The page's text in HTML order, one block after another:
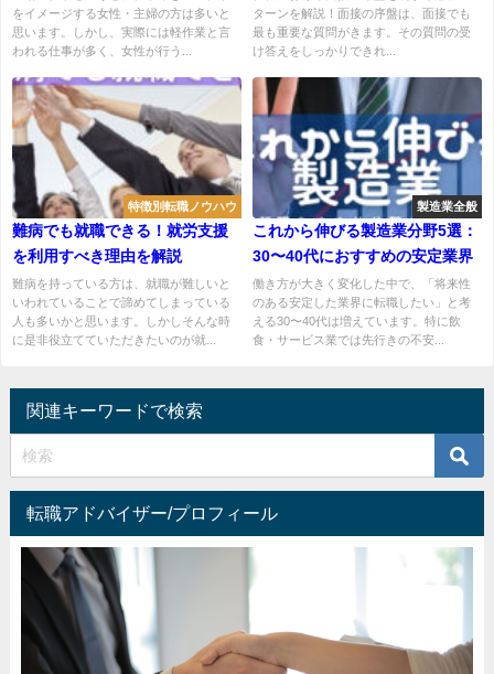
をイメージする女性・主婦の方は多いと
思います。しかし、実際には軽作業と言
われる仕事が多く、女性が行う...
ターンを解説！面接の序盤は、面接でも
最も重要な質問がきます。その質問の受
け答えをしっかりできれ...
特徴別転職ノウハウ
難病でも就職できる！就労支援
を利用すべき理由を解説
難病を持っている方は、就職が難しいと
いわれていることで諦めてしまっている
人も多いかと思います。しかしそんな時
に是非役立てていただきたいのが就...
製造業全般
これから伸びる製造業分野5選：
30〜40代におすすめの安定業界
働き方が大きく変化した中で、「将来性
のある安定した業界に転職したい」と考
える30〜40代は増えています。特に飲
食・サービス業では先行きの不安...
関連キーワードで検索
転職アドバイザー/プロフィール